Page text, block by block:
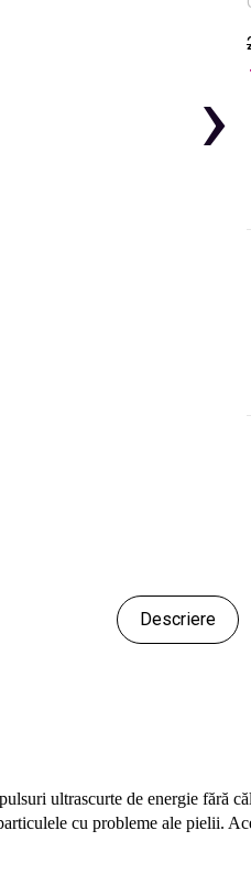
›
Descriere
ultrascurte de energie fără
cu probleme ale pielii.